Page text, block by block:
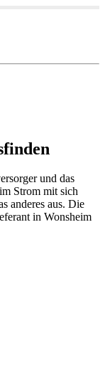
und das
Strom mit sich
anderes aus. Die
in Wonsheim